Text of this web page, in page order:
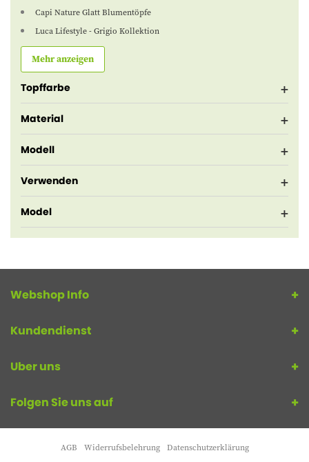
Capi Nature Glatt Blumentöpfe
Luca Lifestyle - Grigio Kollektion
Mehr anzeigen
Topffarbe
Material
Modell
Verwenden
Model
Webshop Info
Kundendienst
Uber uns
Folgen Sie uns auf
AGB Widerrufsbelehrung Datenschutzerklärung